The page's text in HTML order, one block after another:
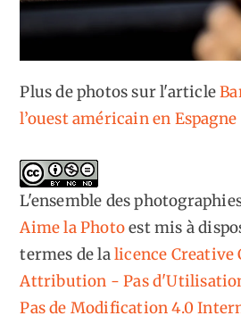
Plus de photos sur l'article
l’ouest américain en Espagne
L'ensemble des
Aime la Photoest mis à
termes de lalicence Creative
Attribution - Pas
Pas de Modification 4.0